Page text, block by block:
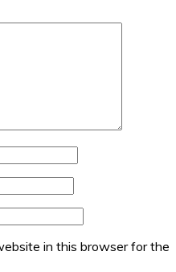
in this browser for the